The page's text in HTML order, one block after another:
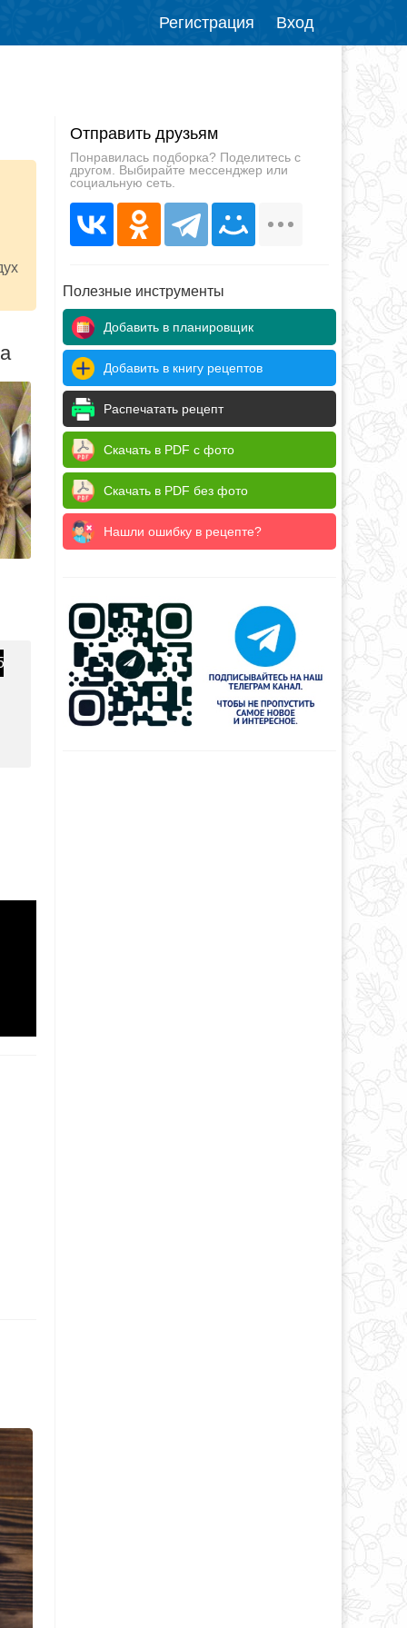
Регистрация Вход
Отправить друзьям
Понравилась подборка? Поделитесь с
другом. Выбирайте мессенджер или
социальную сеть.
Полезные инструменты
Добавить в планировщик
Добавить в книгу рецептов
Распечатать рецепт
Скачать в PDF с фото
Скачать в PDF без фото
Нашли ошибку в рецепте?